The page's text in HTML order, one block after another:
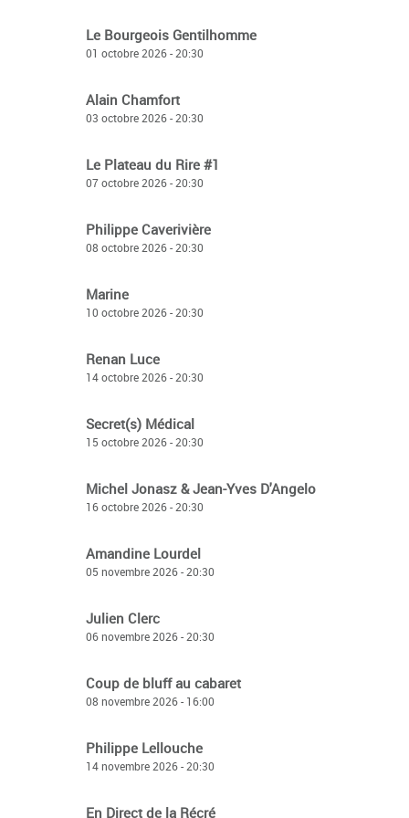
Le Bourgeois Gentilhomme
01 octobre 2026 - 20:30
Alain Chamfort
03 octobre 2026 - 20:30
Le Plateau du Rire #1
07 octobre 2026 - 20:30
Philippe Caverivière
08 octobre 2026 - 20:30
Marine
10 octobre 2026 - 20:30
Renan Luce
14 octobre 2026 - 20:30
Secret(s) Médical
15 octobre 2026 - 20:30
Michel Jonasz & Jean-Yves D'Angelo
16 octobre 2026 - 20:30
Amandine Lourdel
05 novembre 2026 - 20:30
Julien Clerc
06 novembre 2026 - 20:30
Coup de bluff au cabaret
08 novembre 2026 - 16:00
Philippe Lellouche
14 novembre 2026 - 20:30
En Direct de la Récré